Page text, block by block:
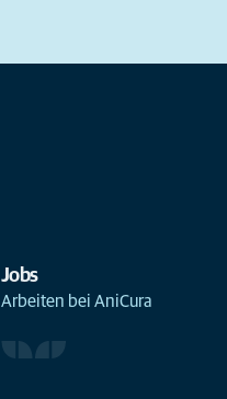
Jobs
Arbeiten bei AniCura